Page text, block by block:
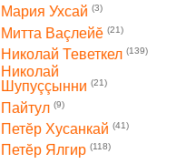
Мария Ухсай (3)
Митта Ваçлейĕ (21)
Николай Теветкел (139)
Николай
Шупуççынни (21)
Пайтул (9)
Петĕр Хусанкай (41)
Петĕр Ялгир (118)